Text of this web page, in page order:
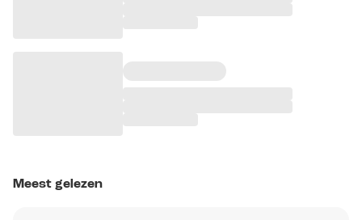
Meest gelezen